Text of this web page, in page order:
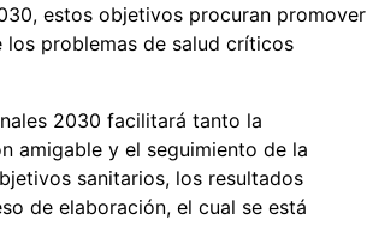
estos objetivos procuran promover
problemas de salud críticos
2030 facilitará tanto la
amigable y el seguimiento de la
sanitarios, los resultados
de elaboración, el cual se está